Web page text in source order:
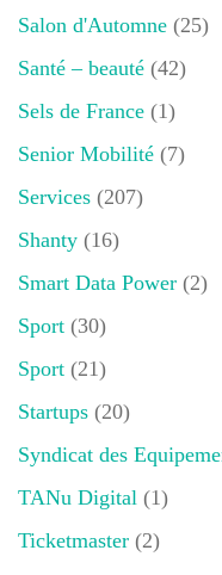
Salon d'Automne (25)
Santé – beauté (42)
Sels de France (1)
Senior Mobilité (7)
Services (207)
Shanty (16)
Smart Data Power (2)
Sport (30)
Sport (21)
Startups (20)
Syndicat des
TANu Digital (1)
Ticketmaster (2)